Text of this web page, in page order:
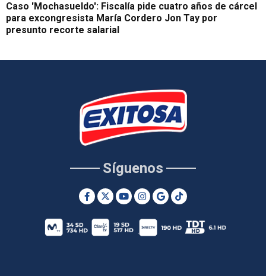
Caso 'Mochasueldo': Fiscalía pide cuatro años de cárcel
para excongresista María Cordero Jon Tay por
presunto recorte salarial
Síguenos